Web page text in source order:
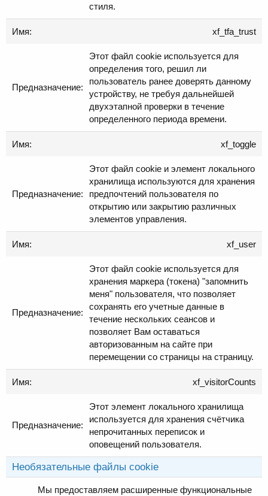
стиля.
xf_tfa_trust
Этот файл cookie используется для
определения того, решил ли
пользователь ранее доверять данному
устройству, не требуя дальнейшей
двухэтапной проверки в течение
определенного периода времени.
xf_toggle
Этот файл cookie и элемент локального
хранилища используются для хранения
предпочтений пользователя по
открытию или закрытию различных
элементов управления.
xf_user
Этот файл cookie используется для
хранения маркера (токена) "запомнить
меня" пользователя, что позволяет
сохранять его учетные данные в
течение нескольких сеансов и
позволяет Вам оставаться
авторизованным на сайте при
перемещении со страницы на страницу.
xf_visitorCounts
Этот элемент локального хранилища
используется для хранения счётчика
непрочитанных переписок и
оповещений пользователя.
Необязательные файлы cookie
Мы предоставляем расширенные функциональные